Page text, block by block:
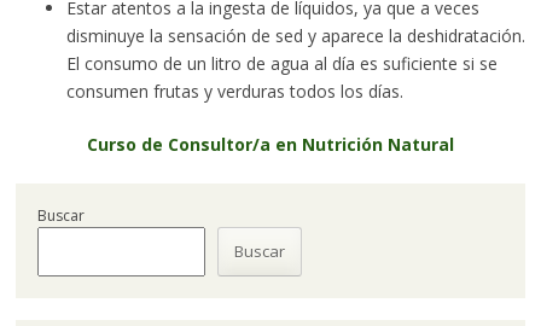
Estar atentos a la ingesta de líquidos, ya que a veces
disminuye la sensación de sed y aparece la deshidratación.
El consumo de un litro de agua al día es suficiente si se
consumen frutas y verduras todos los días.
Curso de Consultor/a en Nutrición Natural
Buscar
Buscar